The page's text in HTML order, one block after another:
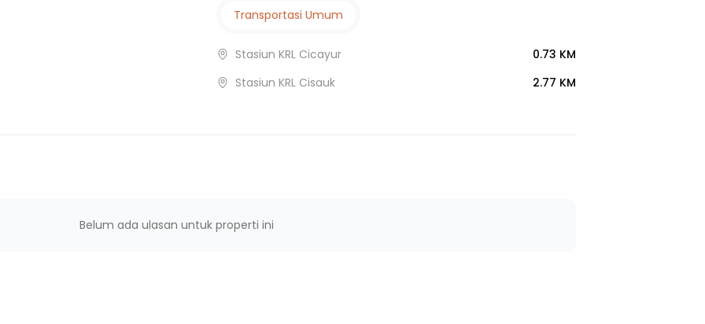
Transportasi Umum
Stasiun KRL Cicayur
0.73 KM
Stasiun KRL Cisauk
2.77 KM
Belum ada ulasan untuk properti ini